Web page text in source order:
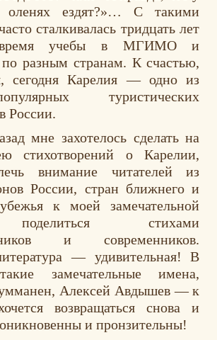
ездят?»… С такими
сталкивалась тридцать лет
учебы в МГИМО и
разным странам. К счастью,
сегодня Карелия — одно из
туристических
России.
мне захотелось сделать на
стихотворений о Карелии,
внимание читателей из
России, стран ближнего и
к моей замечательной
стихами
и современников.
— удивительная! В
замечательные имена,
Алексей Авдышев — к
возвращаться снова и
и пронзительны!